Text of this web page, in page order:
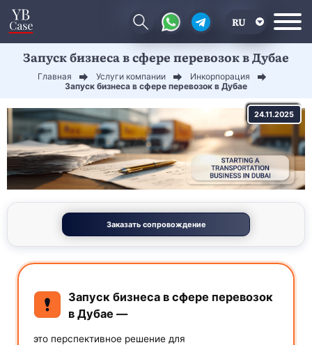
RU
EN
Запуск бизнеса в сфере перевозок в Дубае
Главная Услуги компании
Инкорпорация
Запуск бизнеса в сфере перевозок в Дубае
24.11.2025
Заказать сопровождение
Запуск бизнеса в сфере перевозок
в Дубае —
это перспективное решение для